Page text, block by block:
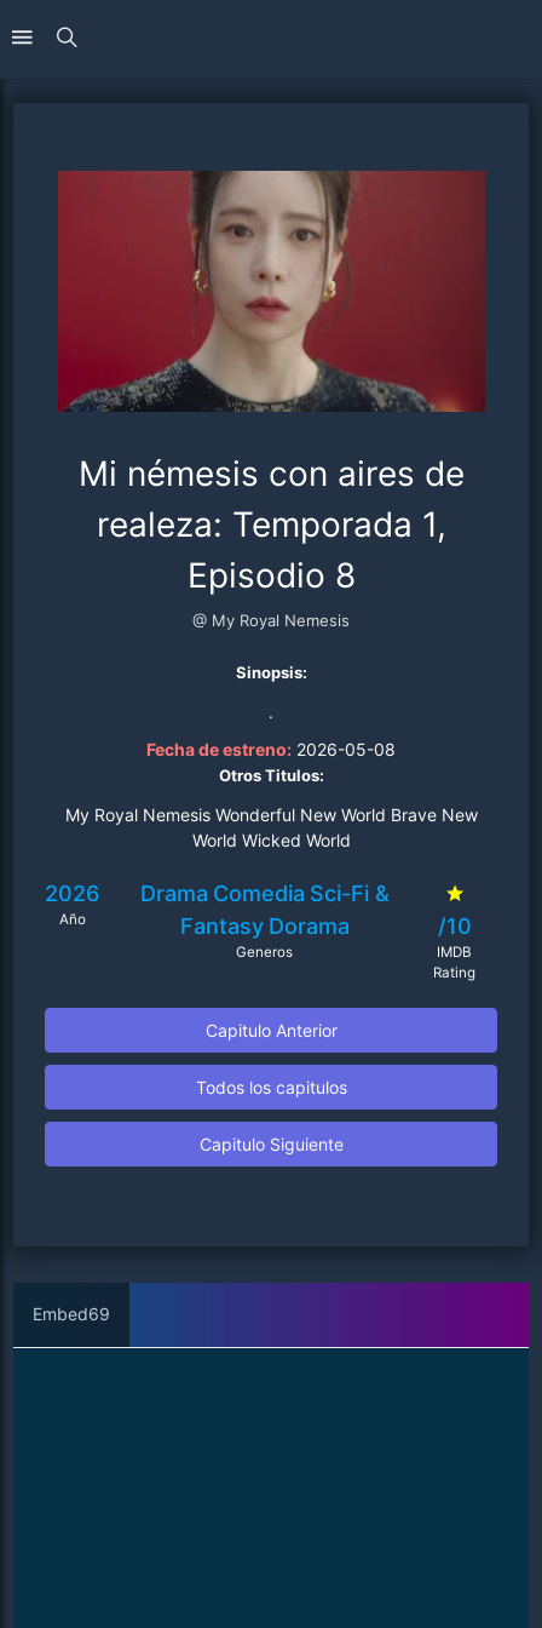
Mi némesis con aires de
realeza: Temporada 1,
Episodio 8
@ My Royal Nemesis
Sinopsis:
.
Fecha de estreno: 2026-05-08
Otros Titulos:
My Royal Nemesis Wonderful New World Brave New
World Wicked World
2026
Año
Drama Comedia Sci-Fi &
Fantasy Dorama
Generos
/10
IMDB
Rating
Capitulo Anterior
Todos los capitulos
Capitulo Siguiente
Embed69